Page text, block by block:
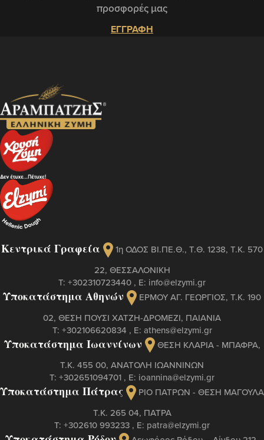
προσφορές μας
ΕΓΓΡΑΦΗ
Κεντρικά Γραφεία
1η ΟΔΟΣ ΒΙ.ΠΕ.Θ., Τ.Θ. 1238, Τ.Κ. 570
22, ΘΕΣΣΑΛΟΝΙΚΗ
Τ: +302310723440 , Ε: info@elzymi.gr
Υποκατάστημα Αθηνών
ΕΡΜΟΥ ΑΓ. ΓΕΩΡΓΙΟΣ, T.K. 190
02, ΘΕΣΗ ΠΟΥΣΙ ΧΑΤΖΗ-ΔΡΟΜΕΖΙ, ΠΑΙΑΝΙΑ
Τ: +302106620834 , Ε: athens@elzymi.gr
Υποκατάστημα Ιωαννίνων
ΘΕΣΗ ΚΛΑΡΙΑ - ΜΠΑΦΡΑ,
Τ.Κ. 455 00, ΑΝΑΤΟΛΗ ΙΩΑΝΝΙΝΩΝ
Τ: +302651094701 , Ε: ioannina@elzymi.gr
Υποκατάστημα Πάτρας
ΡΙΟ ΠΑΤΡΩΝ - ΘΕΣΗ ΜΑΓΟΥΛΑ
Τ.Κ. 265 04, ΠΑΤΡΑ
Τ: +302610 993233 , Ε: patra@elzymi.gr